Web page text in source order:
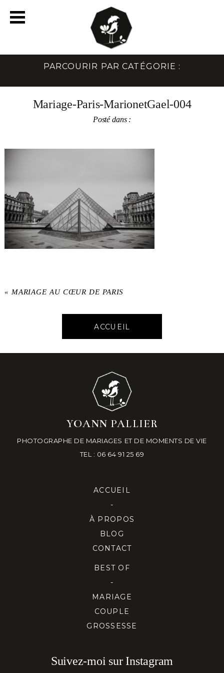
PARCOURIR PAR CATÉGORIE :
Mariage-Paris-MarionetGael-004
Posté dans :
« MARIAGE AU CŒUR DE PARIS
ACCUEIL
YOANN PALLIER
PHOTOGRAPHE DE MARIAGES ET DE MOMENTS DE VIE
TEL : 06 64 91 25 69
ACCUEIL
-
À PROPOS
BLOG
CONTACT
BEST OF
-
MARIAGE
COUPLE
GROSSESSE
Suivez-moi sur Instagram